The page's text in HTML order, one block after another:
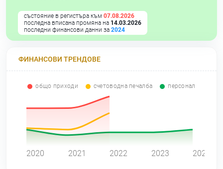
състояние в регистъра към 07.08.2026
последна вписана промяна на 14.03.2026
последни финансови данни за 2024
ФИНАНСОВИ ТРЕНДОВЕ
общо приходи счетоводна печалба персонал
2020 2021 2022 2023 2024